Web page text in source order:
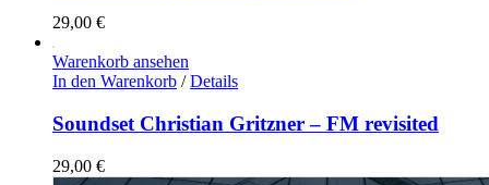
29,00 €
Warenkorb ansehen
In den Warenkorb / Details
Soundset Christian Gritzner – FM revisited
29,00 €